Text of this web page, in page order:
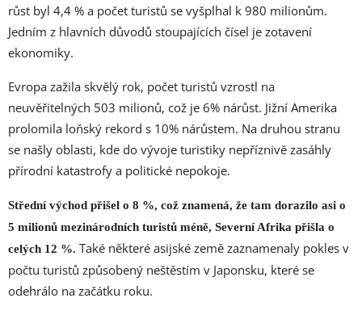
růst byl 4,4 % a počet turistů se vyšplhal k 980 milionům.
Jedním z hlavních důvodů stoupajících čísel je zotavení
ekonomiky.
Evropa zažila skvělý rok, počet turistů vzrostl na
neuvěřitelných 503 milionů, což je 6% nárůst. Jižní Amerika
prolomila loňský rekord s 10% nárůstem. Na druhou stranu
se našly oblasti, kde do vývoje turistiky nepříznivě zasáhly
přírodní katastrofy a politické nepokoje.
Střední východ přišel o 8 %, což znamená, že tam dorazilo asi o
5 milionů mezinárodních turistů méně, Severní Afrika přišla o
celých 12 %. Také některé asijské země zaznamenaly pokles v
počtu turistů způsobený neštěstím v Japonsku, které se
odehrálo na začátku roku.